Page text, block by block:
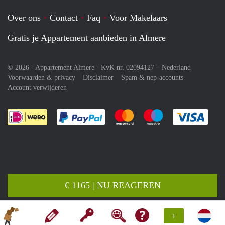
+
€ 1165 | NU REAGEREN
Over ons Contact Faq
Voor Makelaars
Gratis je Appartement aanbieden in Almere
© 2026 - Appartement Almere - KvK nr. 02094127 – Nederland
Voorwaarden & privacy
Disclaimer
Spam & nep-accounts
Account verwijderen
Je rekent gemakkelijk af met Paypal
Je rekent gemakkelijk af met
Je rekent